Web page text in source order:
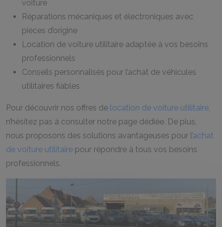
voiture
Réparations mécaniques et électroniques avec
pièces d’origine
Location de voiture utilitaire adaptée à vos besoins
professionnels
Conseils personnalisés pour l’achat de véhicules
utilitaires fiables
Pour découvrir nos offres de location de voiture utilitaire,
n’hésitez pas à consulter notre page dédiée. De plus,
nous proposons des solutions avantageuses pour l’achat
de voiture utilitaire pour répondre à tous vos besoins
professionnels.